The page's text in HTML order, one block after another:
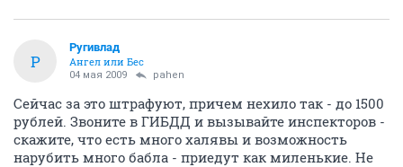
Р
Ругивлад
Ангел или Бес
04 мая 2009 pahen
Сейчас за это штрафуют, причем нехило так - до 1500
рублей. Звоните в ГИБДД и вызывайте инспекторов -
скажите, что есть много халявы и возможность
нарубить много бабла - приедут как миленькие. Не